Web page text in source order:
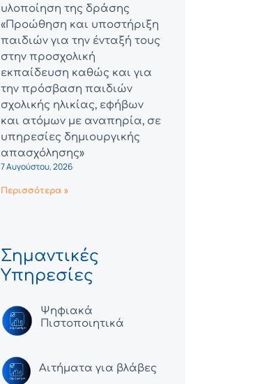
υλοποίηση της δράσης
«Προώθηση και υποστήριξη
παιδιών για την ένταξή τους
στην προσχολική
εκπαίδευση καθώς και για
την πρόσβαση παιδιών
σχολικής ηλικίας, εφήβων
και ατόμων με αναπηρία, σε
υπηρεσίες δημιουργικής
απασχόλησης»
7 Αυγούστου, 2026
Περισσότερα »
Σημαντικές
Υπηρεσίες
Ψηφιακά
Πιστοποιητικά
Αιτήματα για βλάβες